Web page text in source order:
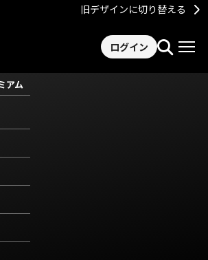
旧デザインに切り替える
ログイン
アム